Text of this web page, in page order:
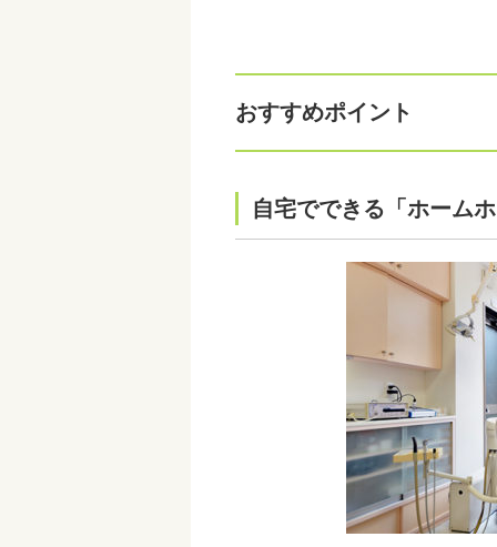
おすすめポイント
自宅でできる「ホーム